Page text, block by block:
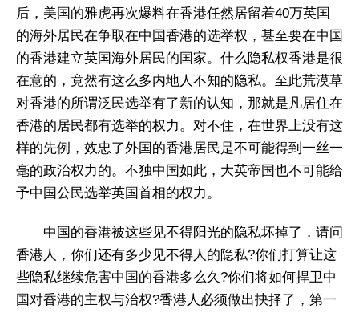
后，美国的雅虎再次爆料在香港任然居留着40万英国
的海外居民在争取在中国香港的选举权，甚至要在中国
的香港建立英国海外居民的国家。什么隐私权香港是很
在意的，竟然有这么多内地人不知的隐私。至此荒漠草
对香港的所谓泛民选举有了新的认知，那就是凡居住在
香港的居民都有选举的权力。对不住，在世界上没有这
样的先例，效忠了外国的香港居民是不可能得到一丝一
毫的政治权力的。不独中国如此，大英帝国也不可能给
予中国公民选举英国首相的权力。
中国的香港被这些见不得阳光的隐私坏掉了，请问
香港人，你们还有多少见不得人的隐私?你们打算让这
些隐私继续危害中国的香港多么久?你们将如何捍卫中
国对香港的主权与治权?香港人必须做出抉择了，第一